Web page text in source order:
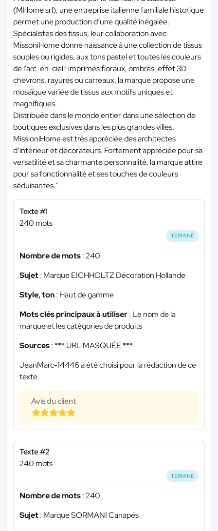
(MHome srl), une entreprise italienne familiale historique
permet une production d’une qualité inégalée.
Spécialistes des tissus, leur collaboration avec
MissoniHome donne naissance à une collection de tissus
souples ou rigides, aux tons pastel et toutes les couleurs
de l'arc-en-ciel : imprimés floraux, ombrés, effet 3D
chevrons, rayures ou carreaux, la marque propose une
mosaïque variée de tissus aux motifs uniques et
magnifiques.
Distribuée dans le monde entier dans une sélection de
boutiques exclusives dans les plus grandes villes,
MissioniHome est très appréciée des architectes
d’intérieur et décorateurs. Fortement appréciée pour sa
versatilité et sa charmante personnalité, la marque attire
pour sa fonctionnalité et ses touches de couleurs
séduisantes."
Texte #1
240 mots
TERMINÉ
Nombre de mots: 240
Sujet: Marque EICHHOLTZ Décoration Hollande
Style, ton: Haut de gamme
Mots clés principaux à utiliser: Le nom de la
marque et les catégories de produits
Sources: *** URL MASQUÉE ***
JeanMarc-14446 a été choisi pour la rédaction de ce
texte.
Avis du client
Texte #2
240 mots
TERMINÉ
Nombre de mots: 240
Sujet: Marque SORMANI Canapés